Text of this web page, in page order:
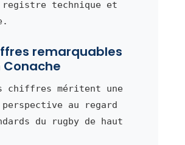
registre technique et
remarquables
Conache
chiffres méritent une
perspective au regard
du rugby de haut